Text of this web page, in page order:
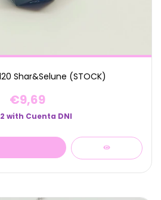
Shar&Selune (STOCK)
€9,69
with Cuenta DNI